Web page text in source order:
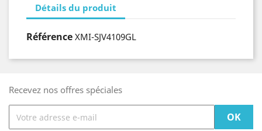
Détails du produit
Référence XMI-SJV4109GL
Recevez nos offres spéciales